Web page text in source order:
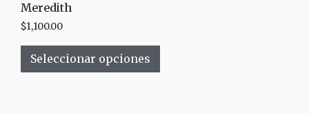
Meredith
$1,100.00
Seleccionar opciones